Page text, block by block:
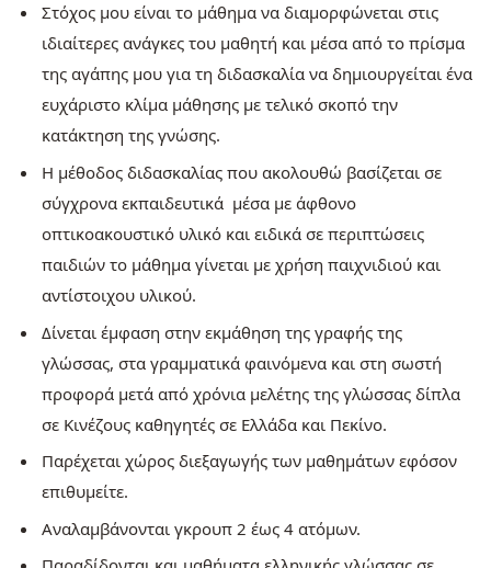
Στόχος μου είναι το μάθημα να διαμορφώνεται στις
ιδιαίτερες ανάγκες του μαθητή και μέσα από το πρίσμα
της αγάπης μου για τη διδασκαλία να δημιουργείται ένα
ευχάριστο κλίμα μάθησης με τελικό σκοπό την
κατάκτηση της γνώσης.
Η μέθοδος διδασκαλίας που ακολουθώ βασίζεται σε
σύγχρονα εκπαιδευτικά μέσα με άφθονο
οπτικοακουστικό υλικό και ειδικά σε περιπτώσεις
παιδιών το μάθημα γίνεται με χρήση παιχνιδιού και
αντίστοιχου υλικού.
Δίνεται έμφαση στην εκμάθηση της γραφής της
γλώσσας, στα γραμματικά φαινόμενα και στη σωστή
προφορά μετά από χρόνια μελέτης της γλώσσας δίπλα
σε Κινέζους καθηγητές σε Ελλάδα και Πεκίνο.
Παρέχεται χώρος διεξαγωγής των μαθημάτων εφόσον
επιθυμείτε.
Αναλαμβάνονται γκρουπ 2 έως 4 ατόμων.